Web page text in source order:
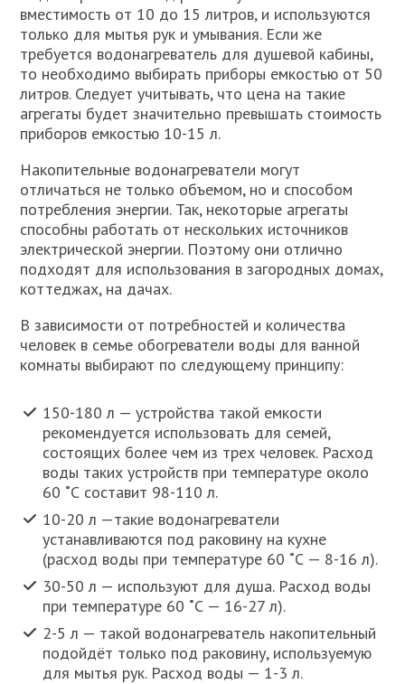
вместимость от 10 до 15 литров, и используются
только для мытья рук и умывания. Если же
требуется водонагреватель для душевой кабины,
то необходимо выбирать приборы емкостью от 50
литров. Следует учитывать, что цена на такие
агрегаты будет значительно превышать стоимость
приборов емкостью 10-15 л.
Накопительные водонагреватели могут
отличаться не только объемом, но и способом
потребления энергии. Так, некоторые агрегаты
способны работать от нескольких источников
электрической энергии. Поэтому они отлично
подходят для использования в загородных домах,
коттеджах, на дачах.
В зависимости от потребностей и количества
человек в семье обогреватели воды для ванной
комнаты выбирают по следующему принципу:
150-180 л — устройства такой емкости
рекомендуется использовать для семей,
состоящих более чем из трех человек. Расход
воды таких устройств при температуре около
60 ˚С составит 98-110 л.
10-20 л —такие водонагреватели
устанавливаются под раковину на кухне
(расход воды при температуре 60 ˚С — 8-16 л).
30-50 л — используют для душа. Расход воды
при температуре 60 ˚С — 16-27 л).
2-5 л — такой водонагреватель накопительный
подойдёт только под раковину, используемую
для мытья рук. Расход воды — 1-3 л.